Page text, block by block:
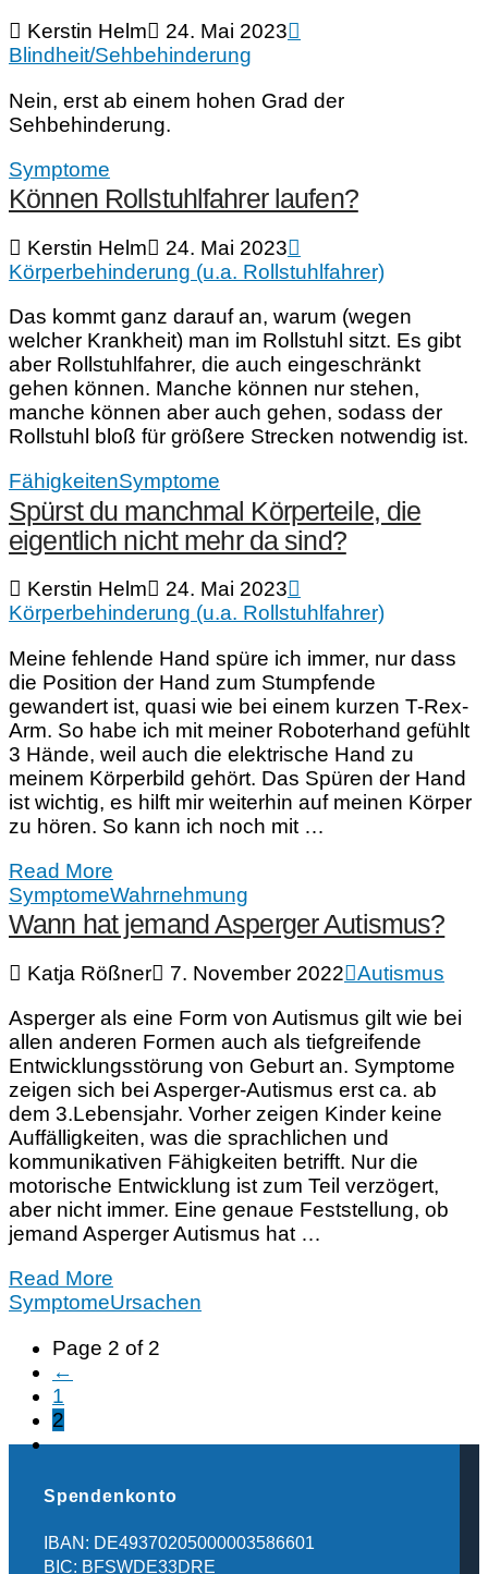
Kerstin Helm
24. Mai 2023
Blindheit/Sehbehinderung
Nein, erst ab einem hohen Grad der
Sehbehinderung.
Symptome
Können Rollstuhlfahrer laufen?
Kerstin Helm
24. Mai 2023
Körperbehinderung (u.a. Rollstuhlfahrer)
Das kommt ganz darauf an, warum (wegen
welcher Krankheit) man im Rollstuhl sitzt. Es gibt
aber Rollstuhlfahrer, die auch eingeschränkt
gehen können. Manche können nur stehen,
manche können aber auch gehen, sodass der
Rollstuhl bloß für größere Strecken notwendig ist.
FähigkeitenSymptome
Spürst du manchmal Körperteile, die
eigentlich nicht mehr da sind?
Kerstin Helm
24. Mai 2023
Körperbehinderung (u.a. Rollstuhlfahrer)
Meine fehlende Hand spüre ich immer, nur dass
die Position der Hand zum Stumpfende
gewandert ist, quasi wie bei einem kurzen T-Rex-
Arm. So habe ich mit meiner Roboterhand gefühlt
3 Hände, weil auch die elektrische Hand zu
meinem Körperbild gehört. Das Spüren der Hand
ist wichtig, es hilft mir weiterhin auf meinen Körper
zu hören. So kann ich noch mit …
Read More
SymptomeWahrnehmung
Wann hat jemand Asperger Autismus?
Katja Rößner 7. November 2022
Autismus
Asperger als eine Form von Autismus gilt wie bei
allen anderen Formen auch als tiefgreifende
Entwicklungsstörung von Geburt an. Symptome
zeigen sich bei Asperger-Autismus erst ca. ab
dem 3.Lebensjahr. Vorher zeigen Kinder keine
Auffälligkeiten, was die sprachlichen und
kommunikativen Fähigkeiten betrifft. Nur die
motorische Entwicklung ist zum Teil verzögert,
aber nicht immer. Eine genaue Feststellung, ob
jemand Asperger Autismus hat …
Read More
SymptomeUrsachen
Page 2 of 2
←
1
2
Spendenkonto
IBAN: DE49370205000003586601
BIC: BFSWDE33DRE